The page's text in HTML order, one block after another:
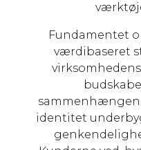
Fundamentet
værdibaseret
identitet